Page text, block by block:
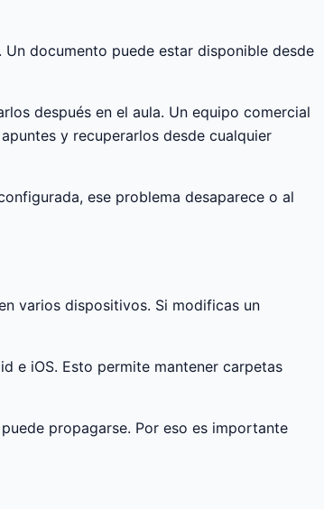
documento puede estar disponible desde
después en el aula. Un equipo comercial
y recuperarlos desde cualquier
ese problema desaparece o al
varios dispositivos. Si modificas un
e iOS. Esto permite mantener carpetas
propagarse. Por eso es importante